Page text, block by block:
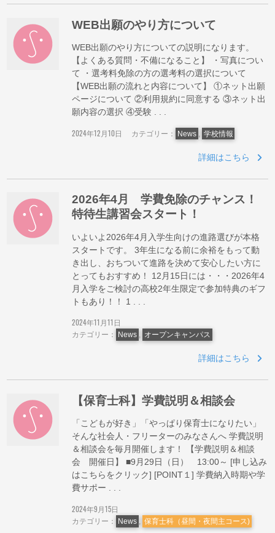
WEB出願のやり方について
WEB出願のやり方についての説明になります。
【よくある質問・不備になること】 ・写真につい
て ・選考料免除の方の選考料の選択について
【WEB出願の流れと内容について】 ①ネット出願
ページについて ②利用規約に同意する ③ネット出
願内容の選択 ④受験 . . .
2024年12月10日 カテゴリー： News 学校情報
詳細はこちら
2026年4月 学費免除のチャンス！
特待生講習会スタート！
いよいよ2026年4月入学生向けの進路選びが本格
スタートです。 3年生になる前に余裕をもって動
き出し、おちついて進路を決めて安心したい方に
とってもおすすめ！ 12月15日には・・・2026年4
月入学をご検討の高校2年生限定で参加特典のギフ
トもあり！！ 1 . . .
2024年11月11日
カテゴリー： News オープンキャンパス
詳細はこちら
【保育士科】学費説明＆相談会
「こどもが好き」「やっぱり保育士になりたい」
そんな社会人・フリーターのみなさんへ 学費説明
＆相談会を毎月開催します！ 【学費説明＆相談
会 開催日】 ■9月29日（日） 13:00～ [申し込み
はこちらをクリック] [POINT１] 学費納入時期や学
費サポー . . .
2024年9月15日
カテゴリー： News 保育士科（昼間・夜間主コース)